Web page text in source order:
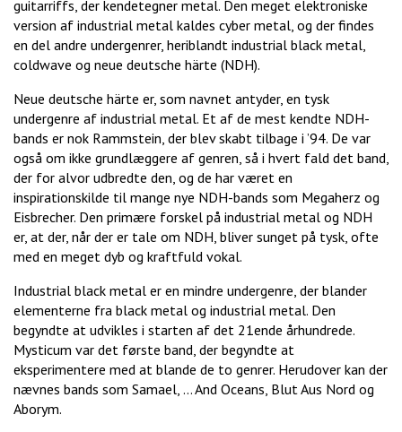
guitarriffs, der kendetegner metal. Den meget elektroniske
version af industrial metal kaldes cyber metal, og der findes
en del andre undergenrer, heriblandt industrial black metal,
coldwave og neue deutsche härte (NDH).
Neue deutsche härte er, som navnet antyder, en tysk
undergenre af industrial metal. Et af de mest kendte NDH-
bands er nok Rammstein, der blev skabt tilbage i ’94. De var
også om ikke grundlæggere af genren, så i hvert fald det band,
der for alvor udbredte den, og de har været en
inspirationskilde til mange nye NDH-bands som Megaherz og
Eisbrecher. Den primære forskel på industrial metal og NDH
er, at der, når der er tale om NDH, bliver sunget på tysk, ofte
med en meget dyb og kraftfuld vokal.
Industrial black metal er en mindre undergenre, der blander
elementerne fra black metal og industrial metal. Den
begyndte at udvikles i starten af det 21ende århundrede.
Mysticum var det første band, der begyndte at
eksperimentere med at blande de to genrer. Herudover kan der
nævnes bands som Samael, … And Oceans, Blut Aus Nord og
Aborym.